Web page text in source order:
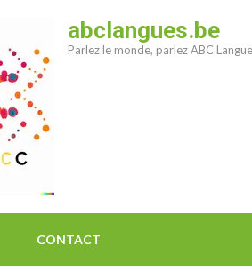
abclangues.be
Parlez le monde, parlez ABC
CONTACT